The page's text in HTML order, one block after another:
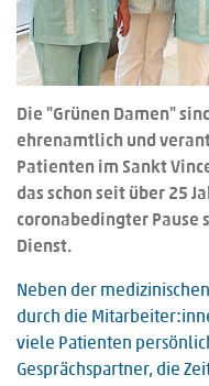
Die "Grünen Damen"
ehrenamtlich und
Patienten im Sankt
das schon seit über 25
coronabedingter Pause
Dienst.
Neben der
durch die
viele Patienten
Gesprächspartner, die